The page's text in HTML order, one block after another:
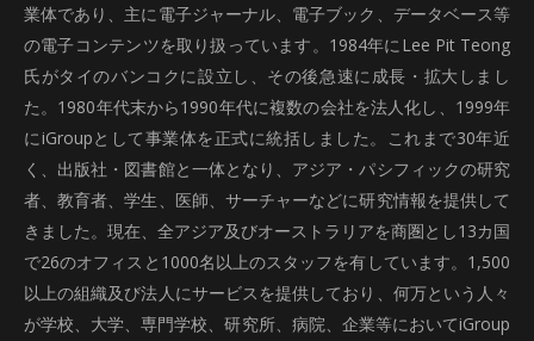
業体であり、主に電子ジャーナル、電子ブック、データベース等
の電子コンテンツを取り扱っています。1984年にLee Pit Teong
氏がタイのバンコクに設立し、その後急速に成長・拡大しまし
た。1980年代末から1990年代に複数の会社を法人化し、1999年
にiGroupとして事業体を正式に統括しました。これまで30年近
く、出版社・図書館と一体となり、アジア・パシフィックの研究
者、教育者、学生、医師、サーチャーなどに研究情報を提供して
きました。現在、全アジア及びオーストラリアを商圏とし13カ国
で26のオフィスと1000名以上のスタッフを有しています。1,500
以上の組織及び法人にサービスを提供しており、何万という人々
が学校、大学、専門学校、研究所、病院、企業等においてiGroup